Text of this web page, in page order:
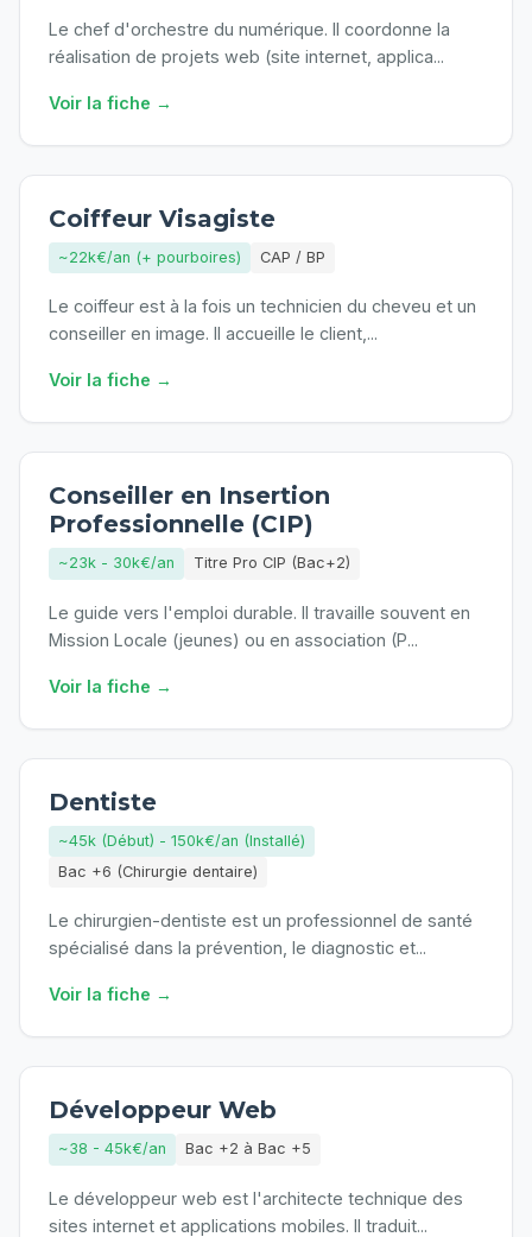
Le chef d'orchestre du numérique. Il coordonne la
réalisation de projets web (site internet, applica...
Voir la fiche →
Coiffeur Visagiste
~22k€/an (+ pourboires) CAP / BP
Le coiffeur est à la fois un technicien du cheveu et un
conseiller en image. Il accueille le client, ...
Voir la fiche →
Conseiller en Insertion
Professionnelle (CIP)
~23k - 30k€/an Titre Pro CIP (Bac+2)
Le guide vers l'emploi durable. Il travaille souvent en
Mission Locale (jeunes) ou en association (P...
Voir la fiche →
Dentiste
~45k (Début) - 150k€/an (Installé)
Bac +6 (Chirurgie dentaire)
Le chirurgien-dentiste est un professionnel de santé
spécialisé dans la prévention, le diagnostic et...
Voir la fiche →
Développeur Web
~38 - 45k€/an Bac +2 à Bac +5
Le développeur web est l'architecte technique des
sites internet et applications mobiles. Il traduit...